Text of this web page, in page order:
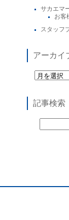
サカエマ
お客
スタッフ
アーカイ
記事検索